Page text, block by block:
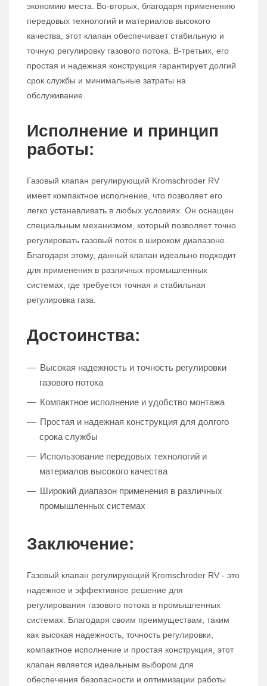
экономию места. Во-вторых, благодаря применению
передовых технологий и материалов высокого
качества, этот клапан обеспечивает стабильную и
точную регулировку газового потока. В-третьих, его
простая и надежная конструкция гарантирует долгий
срок службы и минимальные затраты на
обслуживание.
Исполнение и принцип
работы:
Газовый клапан регулирующий Kromschroder RV
имеет компактное исполнение, что позволяет его
легко устанавливать в любых условиях. Он оснащен
специальным механизмом, который позволяет точно
регулировать газовый поток в широком диапазоне.
Благодаря этому, данный клапан идеально подходит
для применения в различных промышленных
системах, где требуется точная и стабильная
регулировка газа.
Достоинства:
Высокая надежность и точность регулировки
газового потока
Компактное исполнение и удобство монтажа
Простая и надежная конструкция для долгого
срока службы
Использование передовых технологий и
материалов высокого качества
Широкий диапазон применения в различных
промышленных системах
Заключение:
Газовый клапан регулирующий Kromschroder RV - это
надежное и эффективное решение для
регулирования газового потока в промышленных
системах. Благодаря своим преимуществам, таким
как высокая надежность, точность регулировки,
компактное исполнение и простая конструкция, этот
клапан является идеальным выбором для
обеспечения безопасности и оптимизации работы